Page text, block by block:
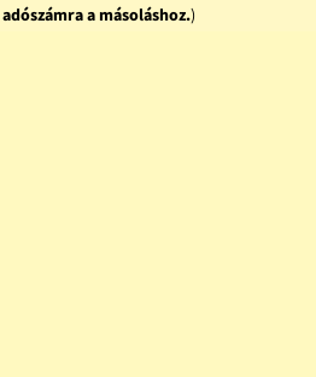
a másoláshoz.)